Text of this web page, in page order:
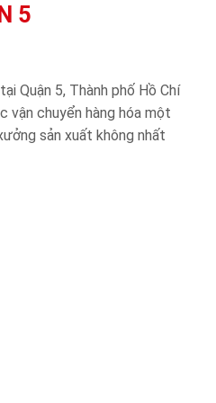
5
Quận 5, Thành phố Hồ Chí
chuyển hàng hóa một
sản xuất không nhất